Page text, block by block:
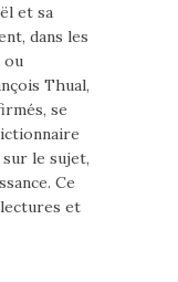
et sa
dans les
ou
Thual,
se
le sujet,
Ce
et